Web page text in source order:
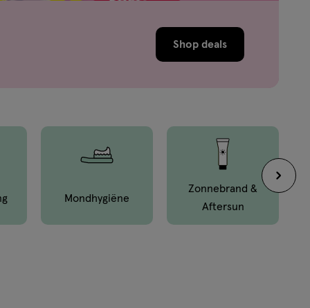
Shop deals
Mond­hygiëne
Zonnebrand &
Aftersun